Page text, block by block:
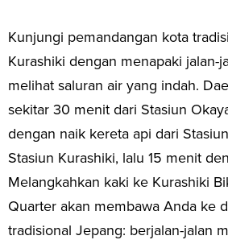
Kunjungi pemandangan kota
Kurashiki dengan menapaki jalan-
melihat saluran air yang indah.
sekitar 30 menit dari Stasiun
dengan naik kereta api dari
Stasiun Kurashiki, lalu 15 menit
Melangkahkan kaki ke Kurashiki
Quarter akan membawa Anda ke
tradisional Jepang: berjalan-jalan